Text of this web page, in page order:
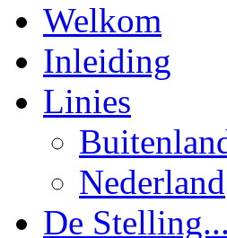
Welkom
Inleiding
Linies
Nederland
De Stelling...